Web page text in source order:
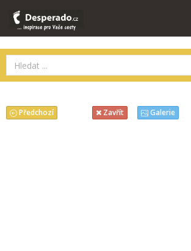
Předchozí Zavřít Galerie